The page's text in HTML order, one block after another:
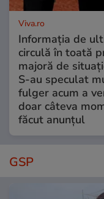
Viva.ro
Informația de
circulă în toată
majoră de
S-au speculat
fulger acum a
doar câteva
făcut anunțul
GSP